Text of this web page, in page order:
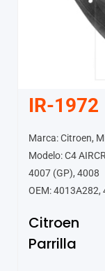
IR-1972
Marca: Citroen,
Modelo: C4
4007 (GP), 4008
OEM: 4013A282,
Citroen
Parrilla